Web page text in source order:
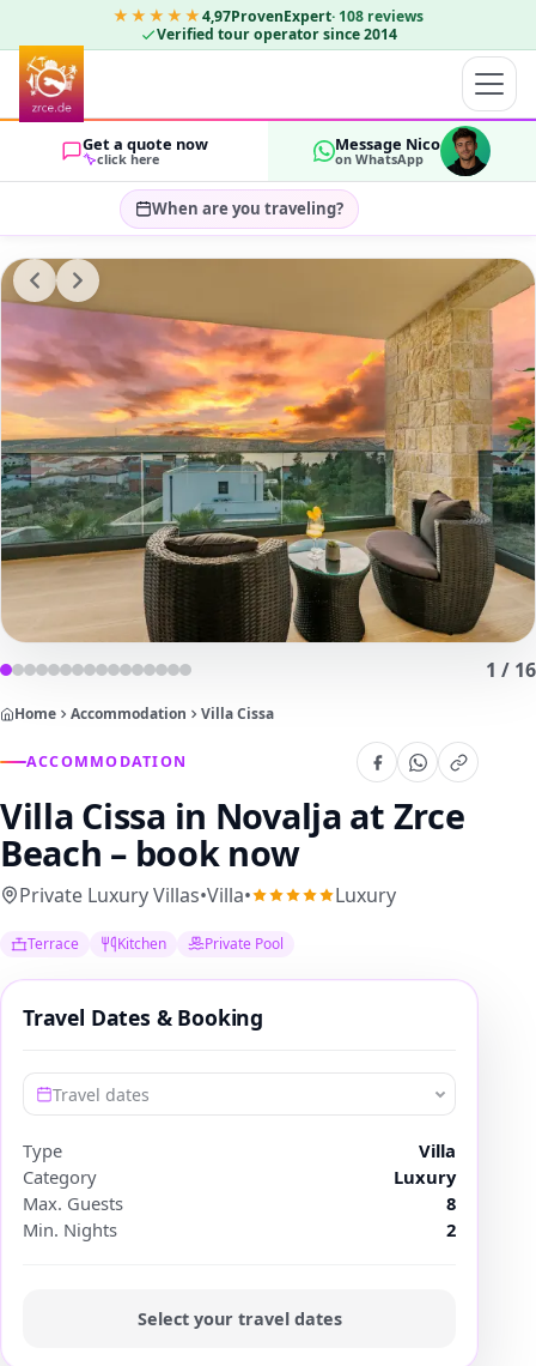
★★★★★4,97ProvenExpert· 108 reviews
Verified tour operator since 2014
Get a quote now
click here
Message Nico
on WhatsApp
When are you traveling?
Select travel dates…
GUESTS
2 OK
1 / 16
Home Accommodation Villa Cissa
ACCOMMODATION
Villa Cissa in Novalja at Zrce
Beach – book now
Private Luxury Villas•Villa• Luxury
Terrace Kitchen Private Pool
Travel Dates & Booking
Travel dates
Type
Villa
Category
Luxury
Max. Guests
8
Min. Nights
2
Select your travel dates